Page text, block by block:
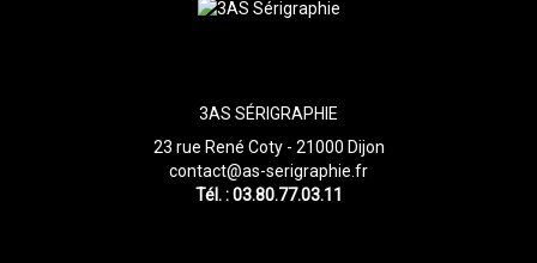
3AS SÉRIGRAPHIE
23 rue René Coty - 21000 Dijon
contact@as-serigraphie.fr
Tél. : 03.80.77.03.11